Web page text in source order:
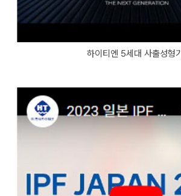
하이티엔 5세대 사출성형기